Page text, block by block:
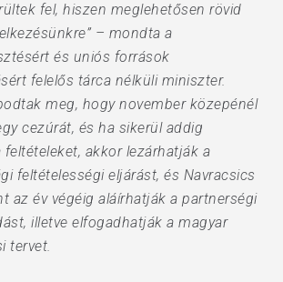
fel, hiszen meglehetősen rövid
– mondta a
és uniós források
felelős tárca nélküli miniszter.
meg, hogy november közepénél
cezúrát, és ha sikerül addig
feltételeket, akkor lezárhatják a
feltételességi eljárást, és Navracsics
az év végéig aláírhatják a partnerségi
illetve elfogadhatják a magyar
tervet.